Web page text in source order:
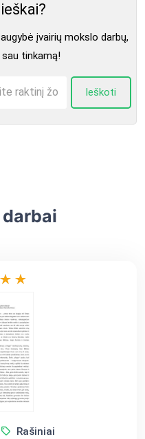
įvairių mokslo darbų,
tinkamą!
Ieškoti
Rašiniai